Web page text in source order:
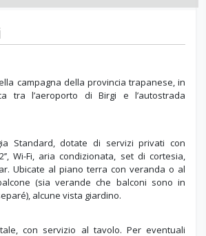
campagna della provincia trapanese, in
tra l’aeroporto di Birgi e l’autostrada
Standard, dotate di servizi privati con
Wi-Fi, aria condizionata, set di cortesia,
Ubicate al piano terra con veranda o al
(sia verande che balconi sono in
alcune vista giardino.
con servizio al tavolo. Per eventuali